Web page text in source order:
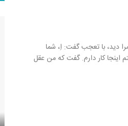
دید، با تعجب گفت: اِ، شما
اینجا کار دارم. گفت که من عقل